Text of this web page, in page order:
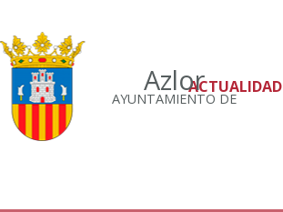
Azlor
AYUNTAMIENTO DE
ACTUALIDAD